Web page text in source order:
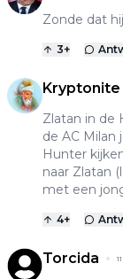
Zonde dat
3+
Kryptonite
Zlatan in de
de AC Milan
Hunter
naar Zlatan
met een
4+
Torcida